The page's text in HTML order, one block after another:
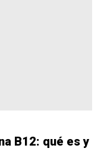
B12: qué es y